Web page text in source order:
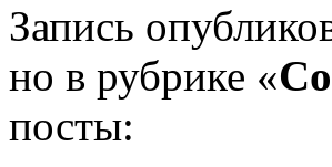
Запись
но в рубрике «
посты: